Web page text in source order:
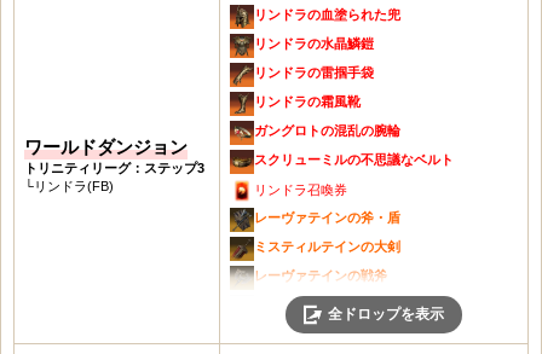
ウルフバートの槍・盾
ウルフバートの双斧
アンドヴァリの装飾品レシピの切れ端
アンドヴァリの装飾品レシピ
眩いルーンボックス
青い刃の剣・盾
青い刃の戦斧
青い刃の魔法球
青い刃のワンド
青い刃の短剣
青い刃の杖
傷ついた鎧
傷ついた手袋
ウルフバートの短剣
ウルフバートのメイス・盾
ウルフバートの双斧
エイトリのベルト
アンドヴァリの武器レシピの切れ端
シラカバの戦斧
シラカバの魔法球
青い刃の手袋
青い刃の靴
牙の団の首飾り
牙の団の耳飾り
ヘルモーズの耳飾り
ワールドダンジョン
トリニティリーグ：ステップ3
└リンドラ(FB)
リンドラの血塗られた兜
リンドラの水晶鱗鎧
リンドラの雷掴手袋
リンドラの霜風靴
ガングロトの混乱の腕輪
スクリューミルの不思議なベルト
リンドラ召喚券
レーヴァテインの斧・盾
ミスティルテインの大剣
レーヴァテインの戦斧
ミスティルテインの魔法球
レーヴァテインの魔法球
全ドロップを表示